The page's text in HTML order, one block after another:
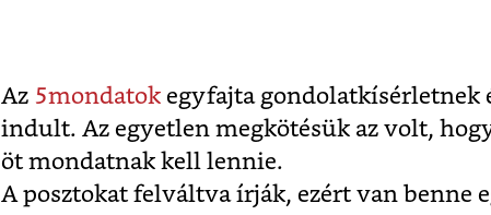
Az 5mondatok egyfajta gondolatkísérletnek
indult. Az egyetlen megkötésük az volt,
öt mondatnak kell lennie.
A posztokat felváltva írják, ezért van benne